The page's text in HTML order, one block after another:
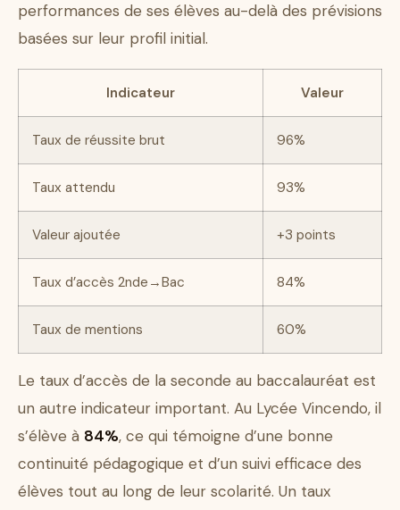
performances de ses élèves au-delà des prévisions
basées sur leur profil initial.
Indicateur Valeur
Taux de réussite brut 96%
Taux attendu 93%
Valeur ajoutée +3 points
Taux d’accès 2nde→Bac 84%
Taux de mentions 60%
Le taux d’accès de la seconde au baccalauréat est
un autre indicateur important. Au Lycée Vincendo, il
s’élève à 84%, ce qui témoigne d’une bonne
continuité pédagogique et d’un suivi efficace des
élèves tout au long de leur scolarité. Un taux